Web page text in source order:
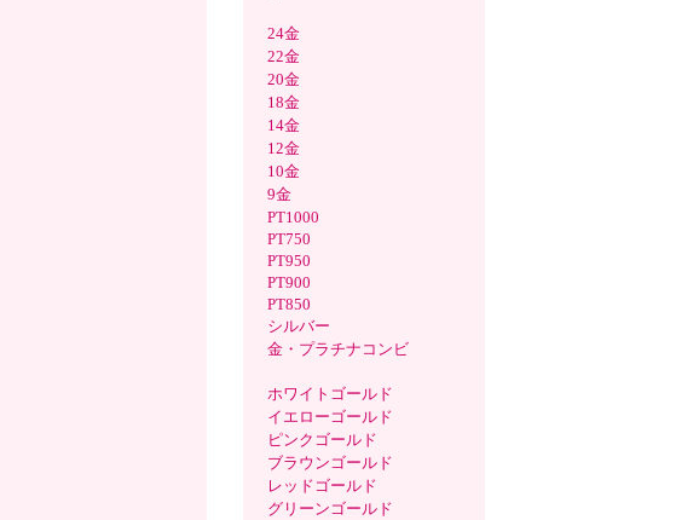
24金
22金
20金
18金
14金
12金
10金
9金
PT1000
PT750
PT950
PT900
PT850
シルバー
金・プラチナコンビ
ホワイトゴールド
イエローゴールド
ピンクゴールド
ブラウンゴールド
レッドゴールド
グリーンゴールド